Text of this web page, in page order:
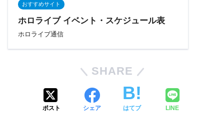
おすすめサイト
ホロライブ イベント・スケジュール表
ホロライブ通信
SHARE
ポスト シェア はてブ LINE